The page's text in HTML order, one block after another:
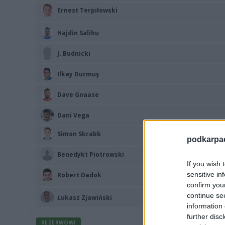
If you wish
sensitive
confirm
continue
information
further
Ernest Terpiłowski
Hajdin Salihu
J. Budnicki
Ilkay Durmuş
Dave Gnaase
Dani Vega
Simon Skrabb
Benedykt Piotrowski
Robert Dadok
Łukasz Zjawiński
REZERWOWI